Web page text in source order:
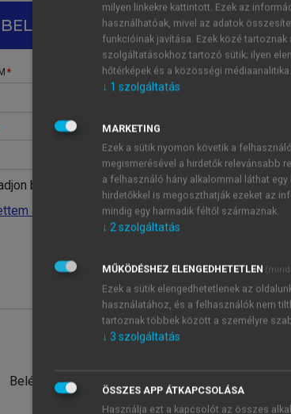
BELÉPÉS SAJÁT FIÓKKAL
belépve
a jelszavamat
Belépés intézményi azonosítóval
milyen linkekre kattintott. Ezek az
használhatóak, mivel az adatok
funkcióinak javítása. Ezek közé
szolgáltatásokhoz tartozó sütik; ilyen
hőtérképek és a közösségi médiaanalitika.
↓ 1 szolgáltatás
MARKETING
Ezek a sütik nyomon követik a
megismerésével a hirdetők relevánsabb
a felhasználó hány alkalommal láthat
hirdetőkkel is megoszthatják ezeket az
mindig egy harmadik féltől származnak.
↓ 2szolgáltatás
MŰKÖDÉSHEZ ELENGEDHETETLEN
Ezek a sütik elengedhetetlenek az
használatához, és a felhasználók nem
tartoznak többek között a személyre
↓ 3 szolgáltatás
ÖSSZES APP ÁTKAPCSOLÁSA
Használja ezt a kapcsolót az összes